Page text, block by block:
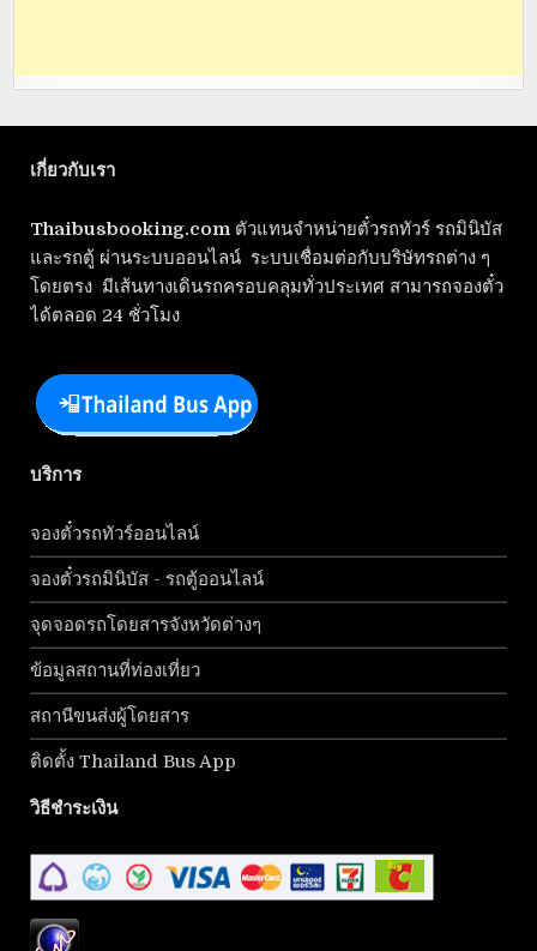
เกี่ยวกับเรา
Thaibusbooking.com ตัวแทนจำหน่ายตั๋วรถทัวร์ รถมินิบัส
และรถตู้ ผ่านระบบออนไลน์ ระบบเชื่อมต่อกับบริษัทรถต่าง ๆ
โดยตรง มีเส้นทางเดินรถครอบคลุมทั่วประเทศ สามารถจองตั๋ว
ได้ตลอด 24 ชั่วโมง
บริการ
จองตั๋วรถทัวร์ออนไลน์
จองตั๋วรถมินิบัส - รถตู้ออนไลน์
จุดจอดรถโดยสารจังหวัดต่างๆ
ข้อมูลสถานที่ท่องเที่ยว
สถานีขนส่งผู้โดยสาร
ติดตั้ง Thailand Bus App
วิธีชำระเงิน